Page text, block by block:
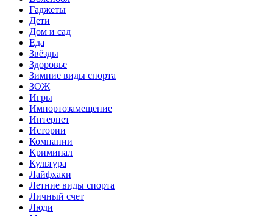
Гаджеты
Дети
Дом и сад
Еда
Звёзды
Здоровье
Зимние виды спорта
ЗОЖ
Игры
Импортозамещение
Интернет
Истории
Компании
Криминал
Культура
Лайфхаки
Летние виды спорта
Личный счет
Люди